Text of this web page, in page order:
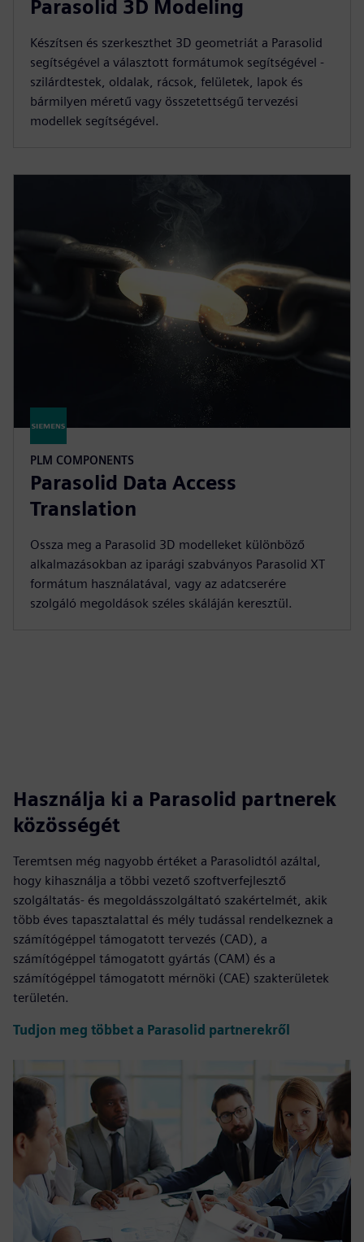
Parasolid 3D Modeling
Készítsen és szerkeszthet 3D geometriát a Parasolid
segítségével a választott formátumok segítségével -
szilárdtestek, oldalak, rácsok, felületek, lapok és
bármilyen méretű vagy összetettségű tervezési
modellek segítségével.
PLM COMPONENTS
Parasolid Data Access
Translation
Ossza meg a Parasolid 3D modelleket különböző
alkalmazásokban az iparági szabványos Parasolid XT
formátum használatával, vagy az adatcserére
szolgáló megoldások széles skáláján keresztül.
Használja ki a Parasolid partnerek
közösségét
Teremtsen még nagyobb értéket a Parasolidtól azáltal,
hogy kihasználja a többi vezető szoftverfejlesztő
szolgáltatás- és megoldásszolgáltató szakértelmét, akik
több éves tapasztalattal és mély tudással rendelkeznek a
számítógéppel támogatott tervezés (CAD), a
számítógéppel támogatott gyártás (CAM) és a
számítógéppel támogatott mérnöki (CAE) szakterületek
területén.
Tudjon meg többet a Parasolid partnerekről